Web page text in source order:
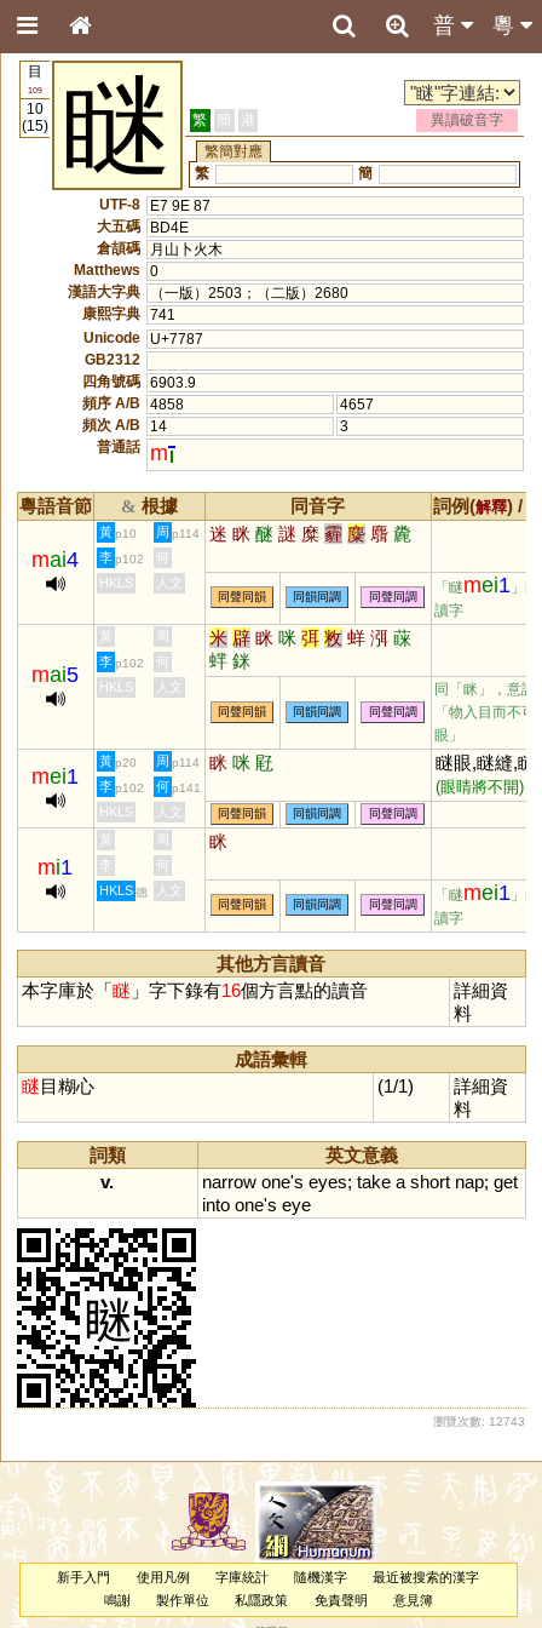
粵
普
目
109
10
(15)
瞇 繁 簡 港
異讀破音字
繁簡對應
繁
簡
UTF-8
E7 9E 87
大五碼
BD4E
倉頡碼
月山卜火木
Matthews
0
漢語大字典
（一版）2503；（二版）2680
康熙字典 741
Unicode
U+7787
GB2312
四角號碼 6903.9
頻序 A/B
4858
4657
頻次 A/B
14
3
普通話
m
粵語音節 & 根據 同音字 詞例(解釋) /
mai4
黃 p10 周 p114 迷 眯 醚 謎 糜 霾 麋 麛 麊
李 p102
何
HKLS
人文
同聲同韻 同韻同調 同聲同調
「瞇mei1 」
讀字
mai5
黃 周 米 辟 眯 咪 弭 敉 蛘 渳 蔝
蝆 銤
李 p102
何
HKLS
人文
同聲同韻 同韻同調 同聲同調
同「眯 」，意謂
「物入目而不可
眼」
mei1
黃 p20 周 p114 眯 咪 屘 瞇眼,瞇縫,瞇
(眼睛將不開)
李 p102 何 p141
HKLS 人文 同聲同韻 同韻同調 同聲同調
mi1
黃 周 眯
李
何
HKLS 德 人文
同聲同韻 同韻同調 同聲同調
「瞇mei1 」
讀字
其他方言讀音
本字庫於「 瞇 」字下錄有16個方言點的讀音
詳細資
料
成語彙輯
瞇目糊心 (1/1)
詳細資
料
詞類
英文意義
v.
narrow one's eyes; take a short nap; get
into one's eye
瀏覽次數: 12743
新手入門 使用凡例 字庫統計 隨機漢字
最近被搜索的漢字
鳴謝
製作單位 私隱政策 免責聲明 意見簿